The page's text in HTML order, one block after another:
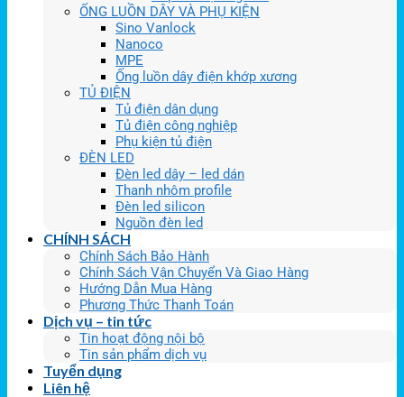
ỐNG LUỒN DÂY VÀ PHỤ KIỆN
Sino Vanlock
Nanoco
MPE
Ống luồn dây điện khớp xương
TỦ ĐIỆN
Tủ điện dân dụng
Tủ điện công nghiệp
Phụ kiện tủ điện
ĐÈN LED
Đèn led dây – led dán
Thanh nhôm profile
Đèn led silicon
Nguồn đèn led
CHÍNH SÁCH
Chính Sách Bảo Hành
Chính Sách Vận Chuyển Và Giao Hàng
Hướng Dẫn Mua Hàng
Phương Thức Thanh Toán
Dịch vụ – tin tức
Tin hoạt động nội bộ
Tin sản phẩm dịch vụ
Tuyển dụng
Liên hệ